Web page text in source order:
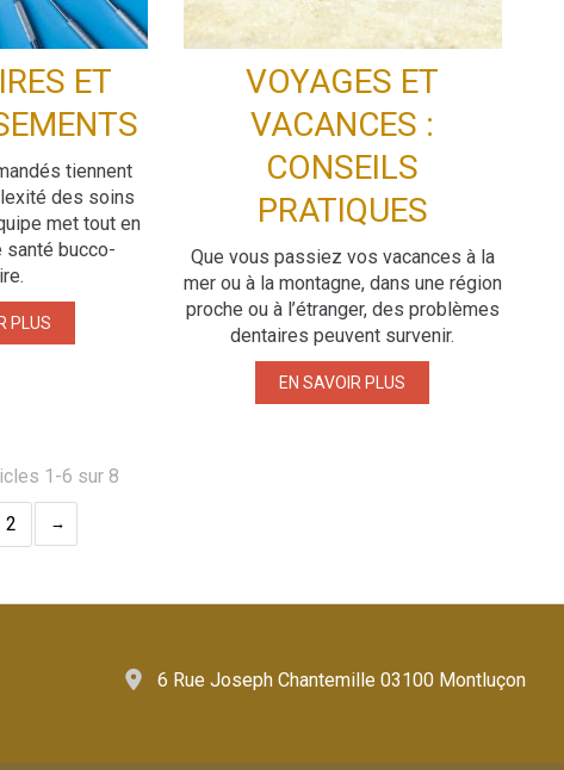
ET
tiennent
des soins
met tout en
bucco-
PLUS
VOYAGES ET
VACANCES :
CONSEILS
PRATIQUES
Que vous passiez vos vacances à la
mer ou à la montagne, dans une région
proche ou à l’étranger, des problèmes
dentaires peuvent survenir.
EN SAVOIR PLUS
1-6 sur 8
2
6 Rue Joseph Chantemille 03100 Montluçon